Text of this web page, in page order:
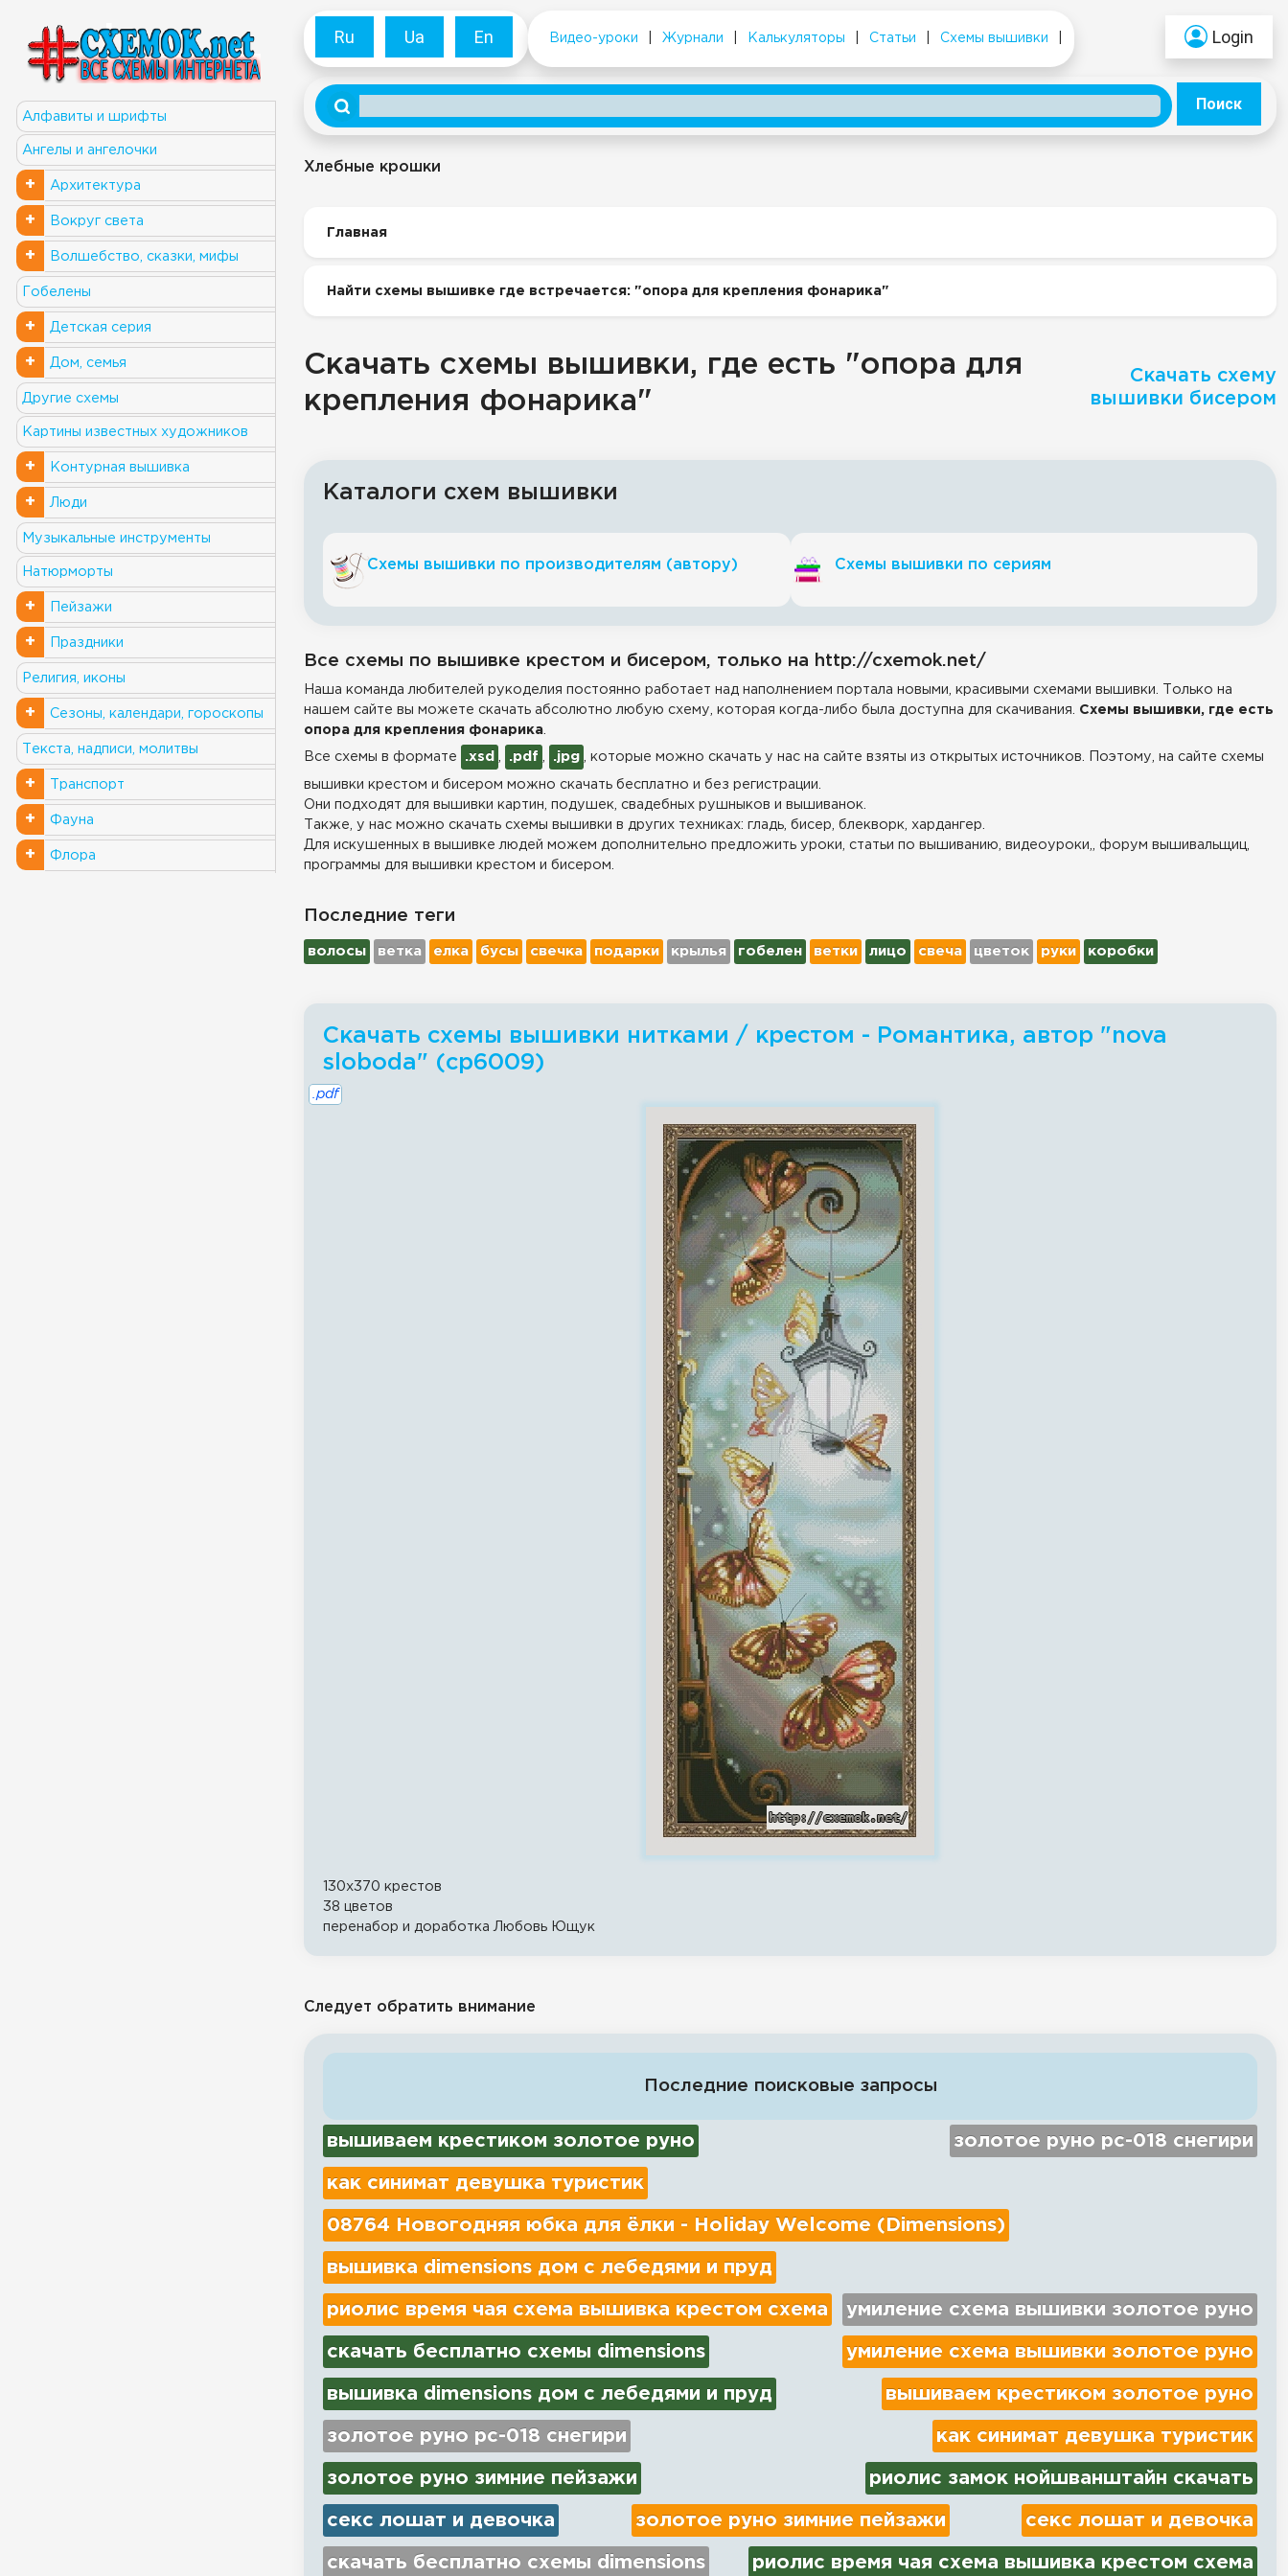
Алфавиты и шрифты
Ангелы и ангелочки
+ Архитектура
+ Вокруг света
+ Волшебство, сказки, мифы
Гобелены
+ Детская серия
+ Дом, семья
Другие схемы
Картины известных художников
+ Контурная вышивка
+ Люди
Музыкальные инструменты
Натюрморты
+ Пейзажи
+ Праздники
Религия, иконы
+ Сезоны, календари, гороскопы
Текста, надписи, молитвы
+ Транспорт
+ Фауна
+ Флора
Ru Ua En Видео-уроки Журнали Калькуляторы Статьи Схемы вышивки Login
Поиск
Хлебные крошки
Главная
Найти схемы вышивке где встречается: "опора для крепления фонарика"
Скачать схемы вышивки, где есть "опора для
крепления фонарика"
Скачать схему
вышивки бисером
Каталоги схем вышивки
Схемы вышивки по производителям (автору) Схемы вышивки по сериям
Все схемы по вышивке крестом и бисером, только на http://cxemok.net/
Наша команда любителей рукоделия постоянно работает над наполнением портала новыми, красивыми схемами вышивки. Только на
нашем сайте вы можете скачать абсолютно любую схему, которая когда-либо была доступна для скачивания. Схемы вышивки, где есть
опора для крепления фонарика
Все схемы в формате .xsd .pdf .jpg , которые можно скачать у нас на сайте взяты из открытых источников. Поэтому, на сайте схемы
вышивки крестом и бисером можно скачать бесплатно и без регистрации.
Они подходят для вышивки картин, подушек, свадебных рушныков и вышиванок.
Также, у нас можно скачать схемы вышивки в других техниках: гладь, бисер, блекворк, хардангер.
Для искушенных в вышивке людей можем дополнительно предложить уроки, статьи по вышиванию, видеоуроки,, форум вышивальщиц,
программы для вышивки крестом и бисером.
Последние теги
волосы ветка елка бусы свечка подарки крылья гобелен ветки лицо свеча цветок руки коробки
Скачать схемы вышивки нитками / крестом - Романтика, автор "nova
sloboda" (ср6009)
.pdf
130x370 крестов
38 цветов
перенабор и доработка Любовь Ющук
Следует обратить внимание
Последние поисковые запросы
вышиваем крестиком золотое руно золотое руно рс-018 снегири
как синимат девушка туристик
08764 Новогодняя юбка для ёлки - Holiday Welcome (Dimensions)
вышивка dimensions дом с лебедями и пруд
риолис время чая схема вышивка крестом схема умиление схема вышивки золотое руно
скачать бесплатно схемы dimensions умиление схема вышивки золотое руно
вышивка dimensions дом с лебедями и пруд вышиваем крестиком золотое руно
золотое руно рс-018 снегири как синимат девушка туристик
золотое руно зимние пейзажи риолис замок нойшванштайн скачать
секс лошат и девочка золотое руно зимние пейзажи секс лошат и девочка
скачать бесплатно схемы dimensions риолис время чая схема вышивка крестом схема